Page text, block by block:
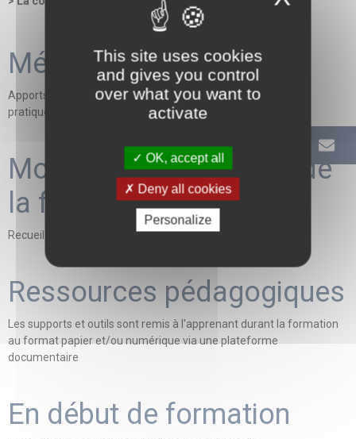
Méthodes mobilisées
Apports théoriques - Retours d'expérience et échanges de
pratiques - Cas pratiques
Modalités d'évaluation de
la formation
Recueil des attentes des participants - Quiz de progression
Ressources pédagogiques
Les supports et outils sont remis à l'apprenant durant la formation
au format papier et/ou numérique via une plateforme
documentaire
En début de formation
This site uses cookies
and gives you control
over what you want to
activate
OK, accept all
Deny all cookies
Personalize